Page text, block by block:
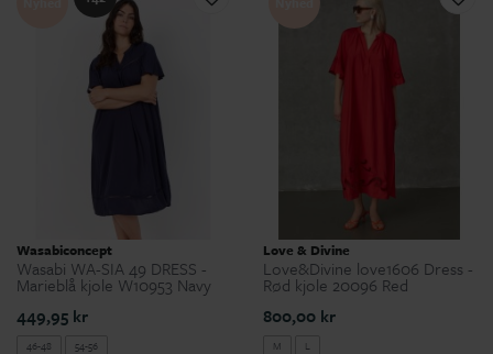
Wasabiconcept
Wasabi WA-SIA 49 DRESS -
Marieblå kjole W10953 Navy
449,95 kr
46-48 54-56
Love & Divine
Love&Divine love1606 Dress -
Rød kjole 20096 Red
800,00 kr
M